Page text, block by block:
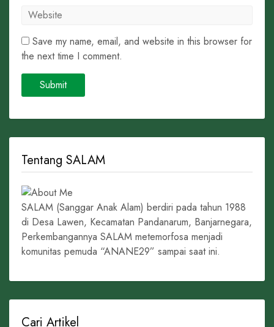
Save my name, email, and website in this browser for
the next time I comment.
Tentang SALAM
SALAM (Sanggar Anak Alam) berdiri pada tahun 1988
di Desa Lawen, Kecamatan Pandanarum, Banjarnegara,
Perkembangannya SALAM metemorfosa menjadi
komunitas pemuda “ANANE29” sampai saat ini.
Cari Artikel